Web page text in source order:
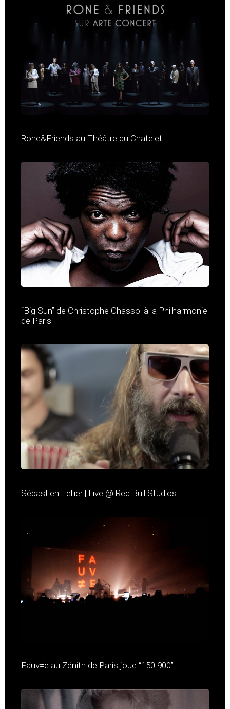
Rone&Friends au Théâtre du Chatelet
“Big Sun” de Christophe Chassol à la Philharmonie
de Paris
Sébastien Tellier | Live @ Red Bull Studios
Fauv≠e au Zénith de Paris joue “150.900”